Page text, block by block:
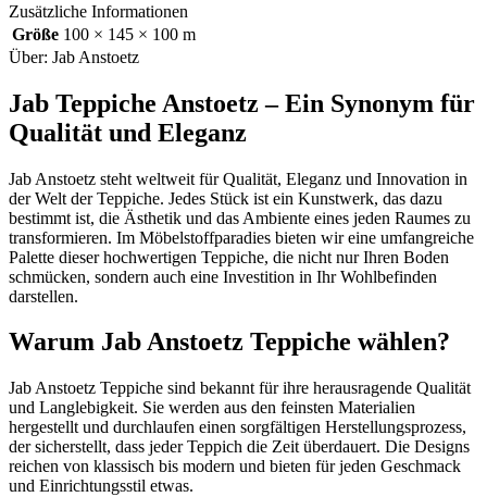
Zusätzliche Informationen
Größe 100 × 145 × 100 m
Über: Jab Anstoetz
Jab Teppiche Anstoetz – Ein Synonym für
Qualität und Eleganz
Jab Anstoetz steht weltweit für Qualität, Eleganz und Innovation in
der Welt der Teppiche. Jedes Stück ist ein Kunstwerk, das dazu
bestimmt ist, die Ästhetik und das Ambiente eines jeden Raumes zu
transformieren. Im Möbelstoffparadies bieten wir eine umfangreiche
Palette dieser hochwertigen Teppiche, die nicht nur Ihren Boden
schmücken, sondern auch eine Investition in Ihr Wohlbefinden
darstellen.
Warum Jab Anstoetz Teppiche wählen?
Jab Anstoetz Teppiche sind bekannt für ihre herausragende Qualität
und Langlebigkeit. Sie werden aus den feinsten Materialien
hergestellt und durchlaufen einen sorgfältigen Herstellungsprozess,
der sicherstellt, dass jeder Teppich die Zeit überdauert. Die Designs
reichen von klassisch bis modern und bieten für jeden Geschmack
und Einrichtungsstil etwas.